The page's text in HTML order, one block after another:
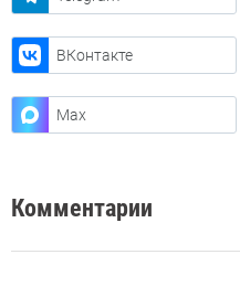
ВКонтакте
Max
Комментарии